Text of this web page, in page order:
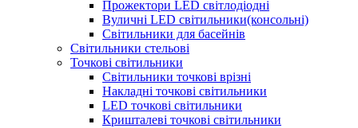
Прожектори LED світлодіодні
Вуличні LED світильники(консольні)
Світильники для басейнів
Світильники стельові
Точкові світильники
Світильники точкові врізні
Накладні точкові світильники
LED точкові світильники
Кришталеві точкові світильники